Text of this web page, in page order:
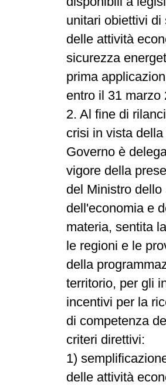
unitari obiettivi
delle attività
sicurezza
prima
entro il 31 marzo
2. Al fine di
crisi in vista
Governo è
vigore della
del Ministro
dell'economia e
materia, sentita
le regioni e le
della
territorio, per gli
incentivi per la
di competenza
criteri direttivi:
1)
delle attività